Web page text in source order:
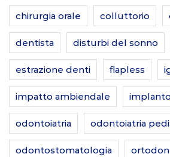
chirurgia orale colluttorio
dentista disturbi del sonno
estrazione denti flapless
impatto ambiendale
odontoiatria odontoiatria
odontostomatologia